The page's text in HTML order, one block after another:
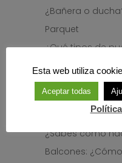
¿Bañera o
Parquet
¿Qué tipos de
Cómo
vivimos en una
¿Pintura o papel?
¿Sabes cómo
Balcones:
Esta web utiliza
Aceptar todas